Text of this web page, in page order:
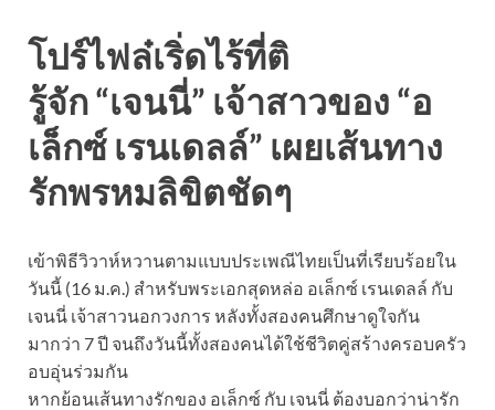
โปร์ไฟล๋เริ่ดไร้ที่ติ
รู้จัก “เจนนี่” เจ้าสาวของ “อ
เล็กซ์ เรนเดลล์” เผยเส้นทาง
รักพรหมลิขิตชัดๆ
เข้าพิธีวิวาห์หวานตามแบบประเพณีไทยเป็นที่เรียบร้อยใน
วันนี้ (16 ม.ค.) สำหรับพระเอกสุดหล่อ อเล็กซ์ เรนเดลล์ กับ
เจนนี่ เจ้าสาวนอกวงการ หลังทั้งสองคนศึกษาดูใจกัน
มากว่า 7 ปี จนถึงวันนี้ทั้งสองคนได้ใช้ชีวิตคู่สร้างครอบครัว
อบอุ่นร่วมกัน
หากย้อนเส้นทางรักของ อเล็กซ์ กับ เจนนี่ ต้องบอกว่าน่ารัก